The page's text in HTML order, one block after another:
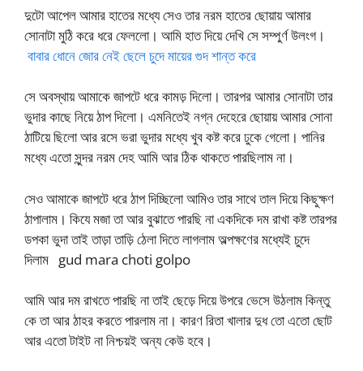
দুটো আপেল আমার হাতের মধ্যে সেও তার নরম হাতের ছোয়ায় আমার
সোনাটা মুঠি করে ধরে ফেললো। আমি হাত দিয়ে দেখি সে সম্পুর্ণ উলংগ।
বাবার ধোনে জোর নেই ছেলে চুদে মায়ের গুদ শান্ত করে
সে অবস্থায় আমাকে জাপটে ধরে কামড় দিলো। তারপর আমার সোনাটা তার
ভুদার কাছে নিয়ে ঠাপ দিলো। এমনিতেই নগ্ন দেহেরে ছোয়ায় আমার সোনা
ঠাটিয়ে ছিলো আর রসে ভরা ভুদার মধ্যে খুব কষ্ট করে ঢুকে গেলো। পানির
মধ্যে এতো সুন্দর নরম দেহ আমি আর ঠিক থাকতে পারছিলাম না।
সেও আমাকে জাপটে ধরে ঠাপ দিচ্ছিলো আমিও তার সাথে তাল দিয়ে কিছুক্ষণ
ঠাপালাম। কিযে মজা তা আর বুঝাতে পারছি না একদিকে দম রাখা কষ্ট তারপর
ডপকা ভুদা তাই তাড়া তাড়ি ঠেলা দিতে লাগলাম অল্পক্ষণের মধ্যেই চুদে
দিলাম gud mara choti golpo
আমি আর দম রাখতে পারছি না তাই ছেড়ে দিয়ে উপরে ভেসে উঠলাম কিন্তু
কে তা আর ঠাহর করতে পারলাম না। কারণ রিতা খালার দুধ তো এতো ছোট
আর এতো টাইট না নিশ্চয়ই অন্য কেউ হবে।